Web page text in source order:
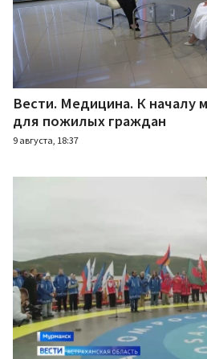
Вести. Медицина. К началу
для пожилых граждан
9 августа, 18:37